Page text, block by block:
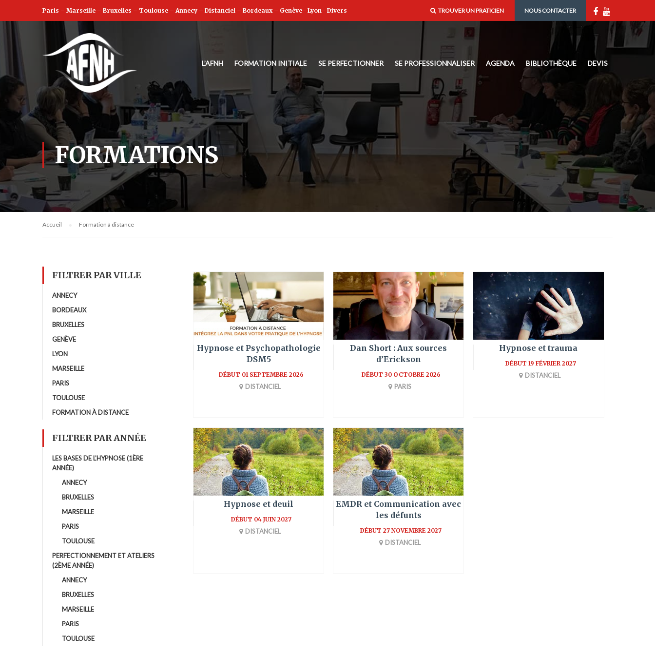
Paris – Marseille – Bruxelles – Toulouse – Annecy – Distanciel – Bordeaux– Genève– Lyon– Divers TROUVER UN PRATICIEN NOUS CONTACTER
L’AFNH FORMATION INITIALE SE PERFECTIONNER SE PROFESSIONNALISER AGENDA BIBLIOTHÈQUE DEVIS
FORMATIONS
Accueil Formation à distance
Hypnose et Psychopathologie
DSM5
DÉBUT 01 SEPTEMBRE 2026
DISTANCIEL
Dan Short : Aux sources
d’Erickson
DÉBUT 30 OCTOBRE 2026
PARIS
Hypnose et trauma
DÉBUT 19 FÉVRIER 2027
DISTANCIEL
Hypnose et deuil
DÉBUT 04 JUIN 2027
DISTANCIEL
EMDR et Communication avec
les défunts
DÉBUT 27 NOVEMBRE 2027
DISTANCIEL
FILTRER PAR VILLE
ANNECY
BORDEAUX
BRUXELLES
GENÈVE
LYON
MARSEILLE
PARIS
TOULOUSE
FORMATION À DISTANCE
FILTRER PAR ANNÉE
LES BASES DE L’HYPNOSE (1ÈRE
ANNÉE)
ANNECY
BRUXELLES
MARSEILLE
PARIS
TOULOUSE
PERFECTIONNEMENT ET ATELIERS
(2ÈME ANNÉE)
ANNECY
BRUXELLES
MARSEILLE
PARIS
TOULOUSE